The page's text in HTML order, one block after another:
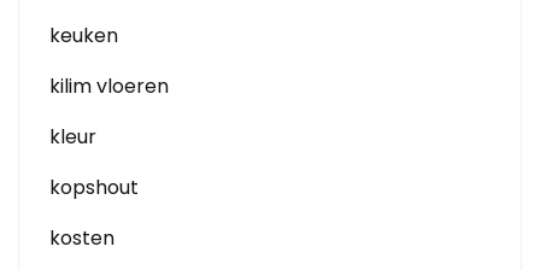
keuken
kilim vloeren
kleur
kopshout
kosten